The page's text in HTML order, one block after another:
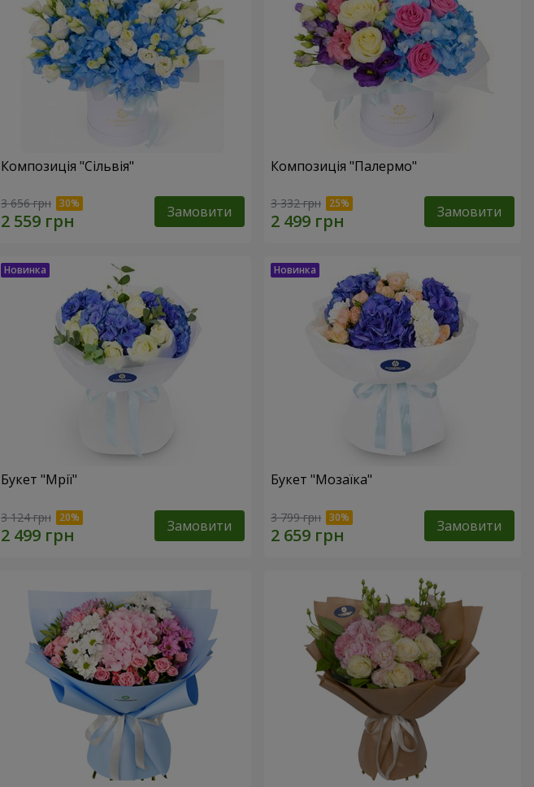
Композиція "Сільвія"
3 656 грн Замовити
Композиція "Палермо"
3 332 грн Замовити
Букет "Мрії"
3 124 грн Замовити
Букет "Мозаїка"
3 799 грн Замовити